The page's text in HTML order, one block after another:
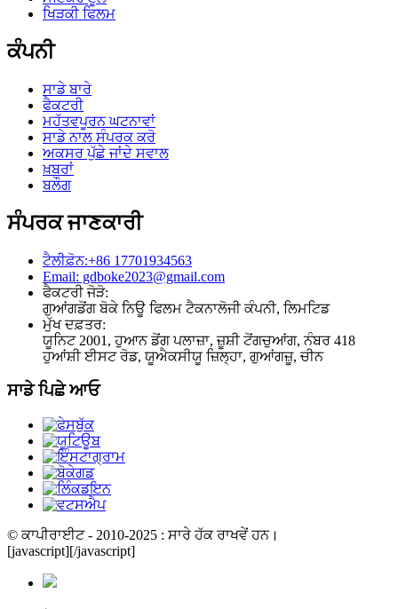
ਖਿੜਕੀ ਫਿਲਮ
ਕੰਪਨੀ
ਸਾਡੇ ਬਾਰੇ
ਫੈਕਟਰੀ
ਮਹੱਤਵਪੂਰਨ ਘਟਨਾਵਾਂ
ਸਾਡੇ ਨਾਲ ਸੰਪਰਕ ਕਰੋ
ਅਕਸਰ ਪੁੱਛੇ ਜਾਂਦੇ ਸਵਾਲ
ਖ਼ਬਰਾਂ
ਬਲੌਗ
ਸੰਪਰਕ ਜਾਣਕਾਰੀ
ਟੈਲੀਫ਼ੋਨ:+86 17701934563
Email: gdboke2023@gmail.com
ਫੈਕਟਰੀ ਜੋੜੋ:
ਗੁਆਂਗਡੋਂਗ ਬੋਕੇ ਨਿਊ ਫਿਲਮ ਟੈਕਨਾਲੋਜੀ ਕੰਪਨੀ, ਲਿਮਟਿਡ
ਮੁੱਖ ਦਫ਼ਤਰ:
ਯੂਨਿਟ 2001, ਹੁਆਨ ਡੋਂਗ ਪਲਾਜ਼ਾ, ਜ਼ੂਸ਼ੀ ਟੋਂਗਚੁਆਂਗ, ਨੰਬਰ 418
ਹੁਆਂਸ਼ੀ ਈਸਟ ਰੋਡ, ਯੂਐਕਸੀਯੂ ਜ਼ਿਲ੍ਹਾ, ਗੁਆਂਗਜ਼ੂ, ਚੀਨ
ਸਾਡੇ ਪਿਛੇ ਆਓ
© ਕਾਪੀਰਾਈਟ - 2010-2025 : ਸਾਰੇ ਹੱਕ ਰਾਖਵੇਂ ਹਨ।
[javascript][/javascript]